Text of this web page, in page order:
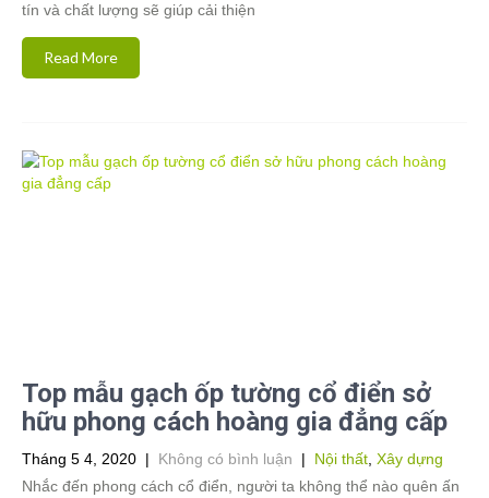
tín và chất lượng sẽ giúp cải thiện
Read More
Top mẫu gạch ốp tường cổ điển sở
hữu phong cách hoàng gia đẳng cấp
Tháng 5 4, 2020 | Không có bình luận | Nội thất Xây dựng
Nhắc đến phong cách cổ điển, người ta không thể nào quên ấn